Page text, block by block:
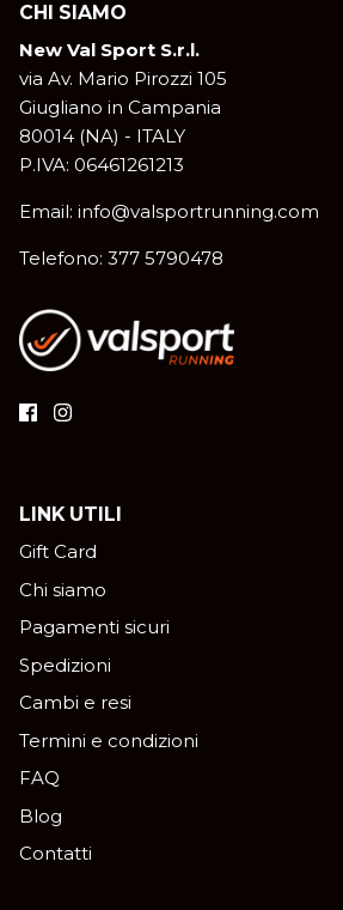
CHI SIAMO
New Val Sport S.r.l.
via Av. Mario Pirozzi 105
Giugliano in Campania
80014 (NA) - ITALY
P.IVA: 06461261213
Email: info@valsportrunning.com
Telefono: 377 5790478
LINK UTILI
Gift Card
Chi siamo
Pagamenti sicuri
Spedizioni
Cambi e resi
Termini e condizioni
FAQ
Blog
Contatti